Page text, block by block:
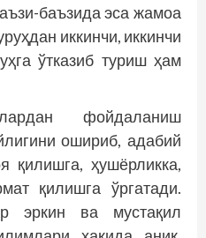
баъзида эса жамоа
иккинчи, иккинчи
ўтказиб туриш ҳам
фойдаланиш
ошириб, адабий
қилишга, ҳушёрликка,
қилишга ўргатади.
эркин ва мустақил